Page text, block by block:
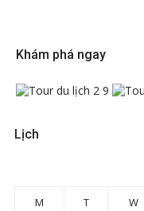
Khám phá ngay
Lịch
M T W